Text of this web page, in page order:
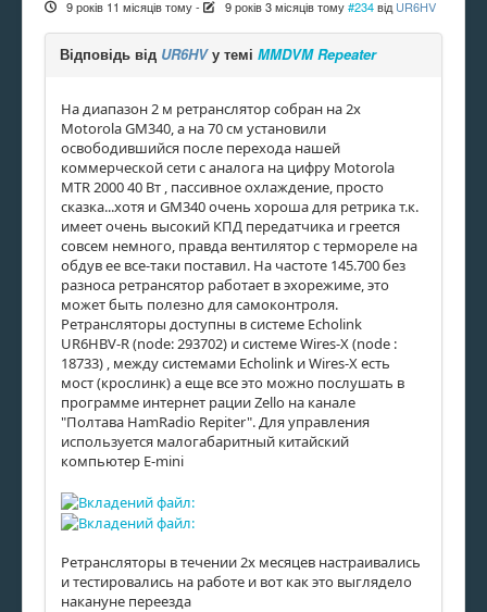
9 років 11 місяців тому- 9 років 3 місяців тому #234 відUR6HV
Відповідь від UR6HVу темі MMDVM Repeater
На диапазон 2 м ретранслятор собран на 2х
Motorola GM340, а на 70 см установили
освободившийся после перехода нашей
коммерческой сети с аналога на цифру Motorola
MTR 2000 40 Вт , пассивное охлаждение, просто
сказка...хотя и GM340 очень хороша для ретрика т.к.
имеет очень высокий КПД передатчика и греется
совсем немного, правда вентилятор с термореле на
обдув ее все-таки поставил. На частоте 145.700 без
разноса ретрансятор работает в эхорежиме, это
может быть полезно для самоконтроля.
Ретрансляторы доступны в системе Echolink
UR6HBV-R (node: 293702) и системе Wires-X (node :
18733) , между системами Echolink и Wires-X есть
мост (крослинк) а еще все это можно послушать в
программе интернет рации Zello на канале
"Полтава HamRadio Repiter". Для управления
используется малогабаритный китайский
компьютер E-mini
Ретрансляторы в течении 2х месяцев настраивались
и тестировались на работе и вот как это выглядело
накануне переезда